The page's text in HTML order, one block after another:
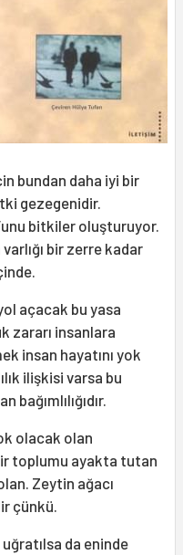
bundan daha iyi bir
gezegenidir.
bitkiler oluşturuyor.
bir zerre kadar
açacak bu yasa
zararı insanlara
insan hayatını yok
ilişkisi varsa bu
bağımlılığıdır.
olacak olan
toplumu ayakta tutan
Zeytin ağacı
çünkü.
da eninde